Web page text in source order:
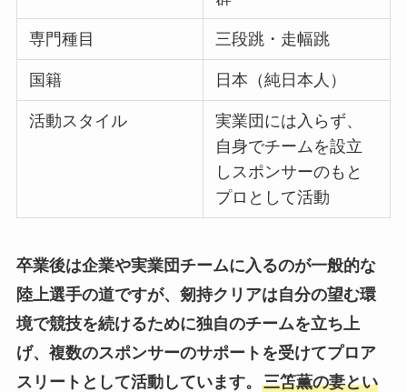
専門種目 三段跳・走幅跳
国籍 日本（純日本人）
活動スタイル
実業団には入らず、
自身でチームを設立
しスポンサーのもと
プロとして活動
卒業後は企業や実業団チームに入るのが一般的な
陸上選手の道ですが、剱持クリアは自分の望む環
境で競技を続けるために独自のチームを立ち上
げ、複数のスポンサーのサポートを受けてプロア
スリートとして活動しています。 三笘薫の妻とい